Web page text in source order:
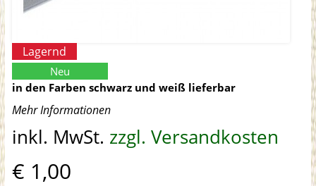
Lagernd
Neu
in den Farben schwarz und weiß lieferbar
Mehr Informationen
inkl. MwSt. zzgl. Versandkosten
€ 1,00